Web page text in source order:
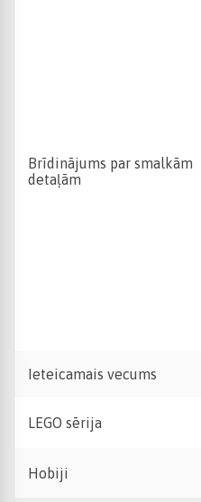
Brīdinājums par smalkām
detaļām
Ieteicamais vecums
LEGO sērija
Hobiji